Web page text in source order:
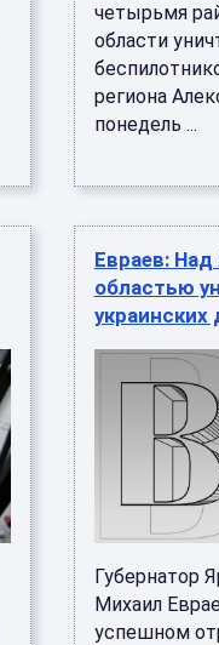
четырьмя
области
региона
понедель ...
Евраев:
областью
украинских
Губернатор
Михаил
успешном